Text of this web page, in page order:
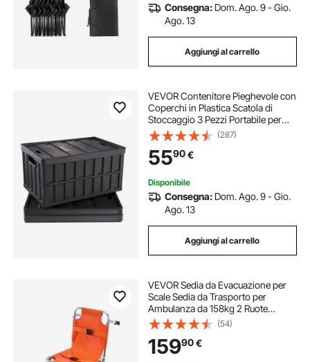
Consegna: Dom. Ago. 9 - Gio.
Ago. 13
Aggiungi al carrello
VEVOR Contenitore Pieghevole con
Coperchi in Plastica Scatola di
Stoccaggio 3 Pezzi Portabile per
Campeggio Viaggio Auto,
Contenitore Pieghevole Capacità
65L con Maniglie Coperchio Uso
Esterno Interno
(287)
5590€
Disponibile
Consegna: Dom. Ago. 9 - Gio.
Ago. 13
Aggiungi al carrello
VEVOR Sedia da Evacuazione per
Scale Sedia da Trasporto per
Ambulanza da 158kg 2 Ruote
Trasferimento Medico Sedia a
Rotelle Trasporto di Emergenza
Portatile Pieghevole per Anziani
Disabili Pompiere
(54)
15990€